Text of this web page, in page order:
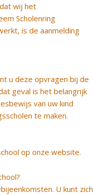
wij het
Scholenring
is de aanmelding
u deze opvragen bij de
geval is het belangrijk
van uw kind
te maken.
op onze website.
. U kunt zich